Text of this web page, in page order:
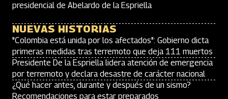
presidencial de Abelardo de la Espriella
NUEVAS HISTORIAS
"Colombia está unida por los afectados": Gobierno dicta
primeras medidas tras terremoto que deja 111 muertos
Presidente De la Espriella lidera atención de emergencia
por terremoto y declara desastre de carácter nacional
¿Qué hacer antes, durante y después de un sismo?
Recomendaciones para estar preparados